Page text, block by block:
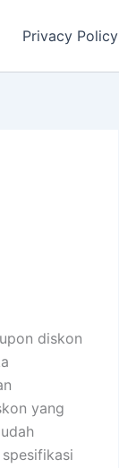
Privacy Policy
diskon
yang